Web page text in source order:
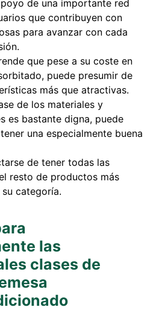
de una importante red
que contribuyen con
para avanzar con cada
que pese a su coste en
puede presumir de
más que atractivas.
de los materiales y
es bastante digna, puede
una especialmente buena
de tener todas las
resto de productos más
categoría.
las
clases de